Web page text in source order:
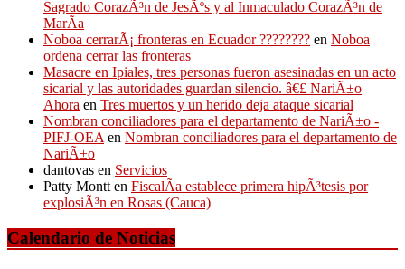
Sagrado CorazÃ³n de JesÃºs y al Inmaculado CorazÃ³n de
MarÃ­a
Noboa cerrarÃ¡ fronteras en Ecuador ???????? en Noboa
ordena cerrar las fronteras
Masacre en Ipiales, tres personas fueron asesinadas en un acto
sicarial y las autoridades guardan silencio. â€£ NariÃ±o
Ahora en Tres muertos y un herido deja ataque sicarial
Nombran conciliadores para el departamento de NariÃ±o -
PIFJ-OEA en Nombran conciliadores para el departamento de
NariÃ±o
dantovas en Servicios
Patty Montt en FiscalÃ­a establece primera hipÃ³tesis por
explosiÃ³n en Rosas (Cauca)
Calendario de Noticias